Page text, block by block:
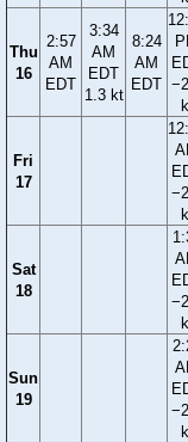
Thu
16
2:57
AM
EDT
3:34
AM
EDT
1.3 kt
8:24
AM
EDT
Fri
17
Sat
18
Sun
19